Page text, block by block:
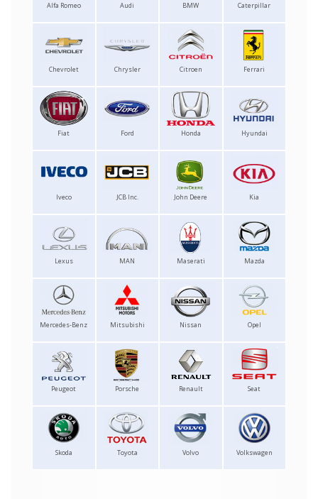
Alfa Romeo Audi BMW Caterpillar
Chevrolet Chrysler Citroen Ferrari
Fiat Ford Honda Hyundai
Iveco JCB Inc. John Deere Kia
Lexus MAN Maserati Mazda
Mercedes-Benz Mitsubishi Nissan Opel
Peugeot Porsche Renault Seat
Skoda Toyota Volvo Volkswagen